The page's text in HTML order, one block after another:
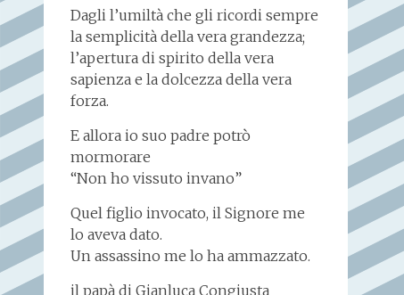
Dagli l’umiltà che gli ricordi sempre
la semplicità della vera grandezza;
l’apertura di spirito della vera
sapienza e la dolcezza della vera
forza.
E allora io suo padre potrò
mormorare
“Non ho vissuto invano”
Quel figlio invocato, il Signore me
lo aveva dato.
Un assassino me lo ha ammazzato.
il papà di Gianluca Congiusta